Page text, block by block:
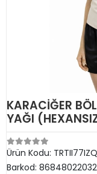
KARACİĞER
YAĞI
Ürün Kodu: TRTII77IZQ
Barkod: